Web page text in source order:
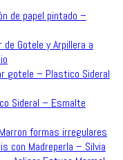
de papel pintado –
Gotele y Arpillera a
gotele – Plastico Sideral
Sideral – Esmalte
formas irregulares
con Madreperla – Silvia